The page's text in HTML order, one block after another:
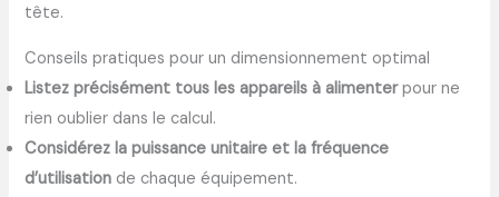
tête.
Conseils pratiques pour un dimensionnement optimal
Listez précisément tous les appareils à alimenterpour ne
rien oublier dans le calcul.
Considérez la puissance unitaire et la fréquence
d’utilisation de chaque équipement.